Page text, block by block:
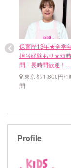
可
ん
保育歴13年★全学
担当経験あり★短時
間・長時間歓迎！…
東京都 1,800円/1
間
Profile